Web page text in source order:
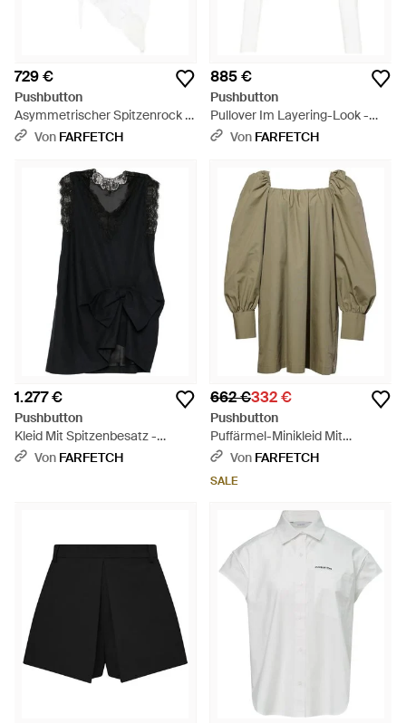
729 €
Pushbutton
Asymmetrischer Spitzenrock -
WeißVon FARFETCH
885 €
Pushbutton
Pullover Im Layering-Look -
WeißVon FARFETCH
1.277 €
Pushbutton
Kleid Mit Spitzenbesatz -
Schwarz
Von FARFETCH
662 €332 €
Pushbutton
Puffärmel-Minikleid Mit
Eckigem Ausschnitt - Natur
Von FARFETCH
SALE